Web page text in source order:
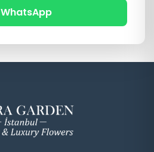
WhatsApp